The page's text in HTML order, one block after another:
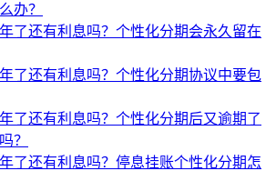
办？
了还有利息吗？个性化分期会永久留在
了还有利息吗？个性化分期协议中要包
了还有利息吗？个性化分期后又逾期了
？
了还有利息吗？停息挂账个性化分期怎